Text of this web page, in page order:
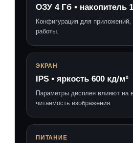
ОЗУ 4 Гб • накопитель
Конфигурация для
работы.
ЭКРАН
IPS • яркость 600 кд/м²
Параметры дисплея влияют на
читаемость изображения.
ПИТАНИЕ